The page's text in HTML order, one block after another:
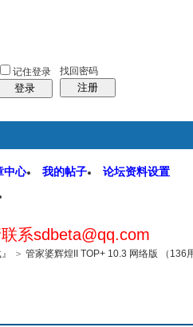
记住登录
登录
找回密码
注册
中心 我的帖子 论坛资料设置
系sdbeta@qq.com
> 管家婆辉煌II TOP+ 10.3 网络版 （136